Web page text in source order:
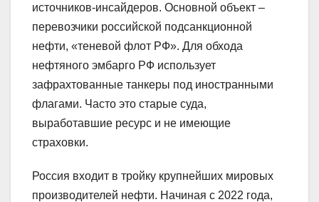
источников-инсайдеров. Основной объект –
перевозчики российской подсанкционной
нефти, «теневой флот РФ». Для обхода
нефтяного эмбарго РФ использует
зафрахтованные танкеры под иностранными
флагами. Часто это старые суда,
выработавшие ресурс и не имеющие
страховки.
Россия входит в тройку крупнейших мировых
производителей нефти. Начиная с 2022 года,